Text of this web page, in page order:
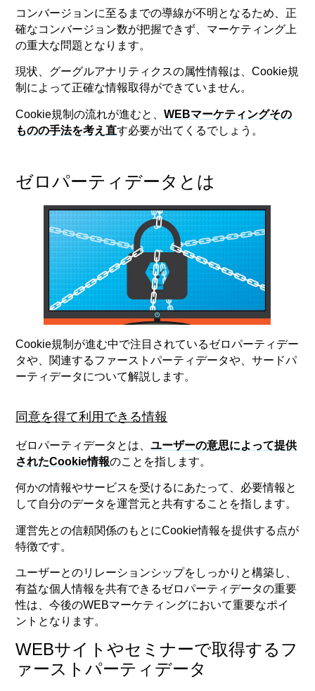
コンバージョンに至るまでの導線が不明となるため、正
確なコンバージョン数が把握できず、マーケティング上
の重大な問題となります。
現状、グーグルアナリティクスの属性情報は、Cookie規
制によって正確な情報取得ができていません。
Cookie規制の流れが進むと、WEBマーケティングその
ものの手法を考え直す必要が出てくるでしょう。
ゼロパーティデータとは
Cookie規制が進む中で注目されているゼロパーティデー
タや、関連するファーストパーティデータや、サードパ
ーティデータについて解説します。
同意を得て利用できる情報
ゼロパーティデータとは、ユーザーの意思によって提供
されたCookie情報のことを指します。
何かの情報やサービスを受けるにあたって、必要情報と
して自分のデータを運営元と共有することを指します。
運営先との信頼関係のもとにCookie情報を提供する点が
特徴です。
ユーザーとのリレーションシップをしっかりと構築し、
有益な個人情報を共有できるゼロパーティデータの重要
性は、今後のWEBマーケティングにおいて重要なポイ
ントとなります。
WEBサイトやセミナーで取得するフ
ァーストパーティデータ